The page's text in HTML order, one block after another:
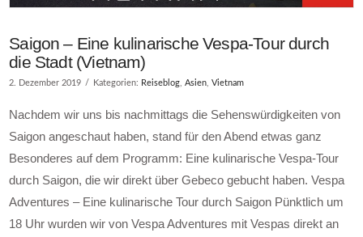
Saigon – Eine kulinarische Vespa-Tour durch
die Stadt (Vietnam)
2. Dezember 2019 Kategorien: Reiseblog ,Asien ,Vietnam
Nachdem wir uns bis nachmittags die Sehenswürdigkeiten von
Saigon angeschaut haben, stand für den Abend etwas ganz
Besonderes auf dem Programm: Eine kulinarische Vespa-Tour
durch Saigon, die wir direkt über Gebeco gebucht haben. Vespa
Adventures – Eine kulinarische Tour durch Saigon Pünktlich um
18 Uhr wurden wir von Vespa Adventures mit Vespas direkt an